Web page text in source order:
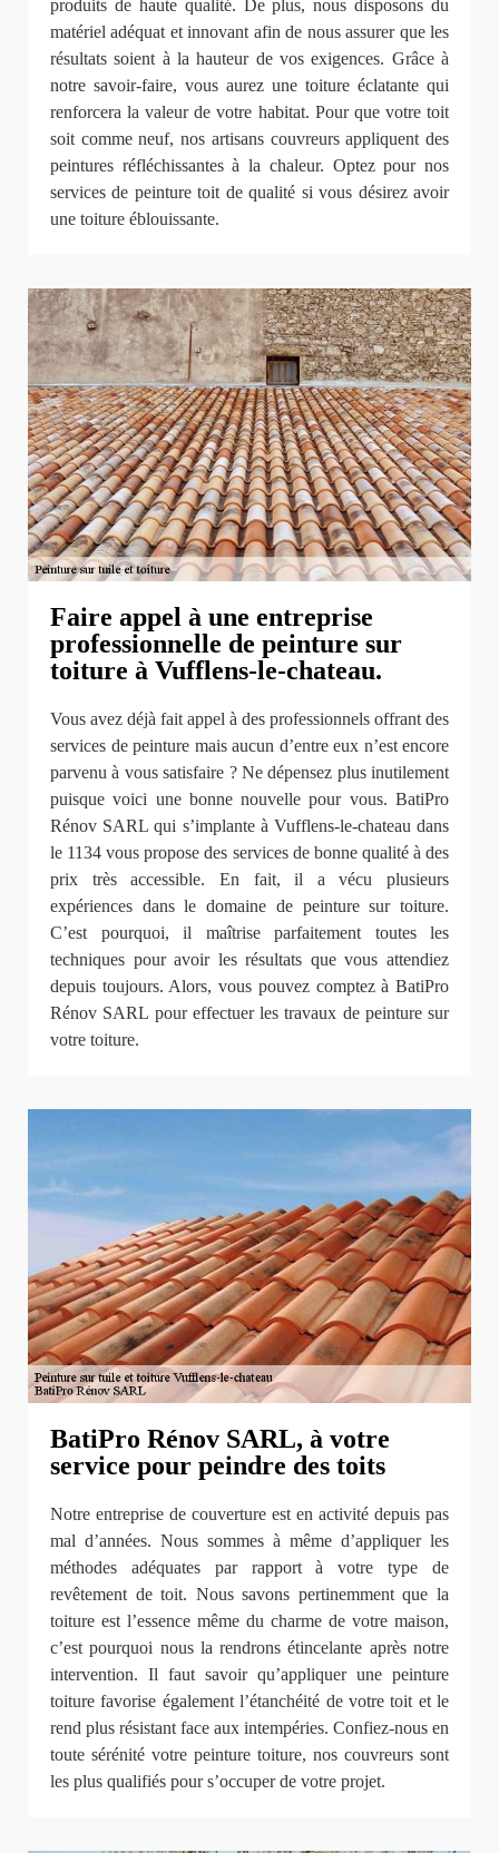
produits de haute qualité. De plus, nous disposons du
matériel adéquat et innovant afin de nous assurer que les
résultats soient à la hauteur de vos exigences. Grâce à
notre savoir-faire, vous aurez une toiture éclatante qui
renforcera la valeur de votre habitat. Pour que votre toit
soit comme neuf, nos artisans couvreurs appliquent des
peintures réfléchissantes à la chaleur. Optez pour nos
services de peinture toit de qualité si vous désirez avoir
une toiture éblouissante.
Faire appel à une entreprise
professionnelle de peinture sur
toiture à Vufflens-le-chateau.
Vous avez déjà fait appel à des professionnels offrant des
services de peinture mais aucun d’entre eux n’est encore
parvenu à vous satisfaire ? Ne dépensez plus inutilement
puisque voici une bonne nouvelle pour vous. BatiPro
Rénov SARL qui s’implante à Vufflens-le-chateau dans
le 1134 vous propose des services de bonne qualité à des
prix très accessible. En fait, il a vécu plusieurs
expériences dans le domaine de peinture sur toiture.
C’est pourquoi, il maîtrise parfaitement toutes les
techniques pour avoir les résultats que vous attendiez
depuis toujours. Alors, vous pouvez comptez à BatiPro
Rénov SARL pour effectuer les travaux de peinture sur
votre toiture.
BatiPro Rénov SARL, à votre
service pour peindre des toits
Notre entreprise de couverture est en activité depuis pas
mal d’années. Nous sommes à même d’appliquer les
méthodes adéquates par rapport à votre type de
revêtement de toit. Nous savons pertinemment que la
toiture est l’essence même du charme de votre maison,
c’est pourquoi nous la rendrons étincelante après notre
intervention. Il faut savoir qu’appliquer une peinture
toiture favorise également l’étanchéité de votre toit et le
rend plus résistant face aux intempéries. Confiez-nous en
toute sérénité votre peinture toiture, nos couvreurs sont
les plus qualifiés pour s’occuper de votre projet.